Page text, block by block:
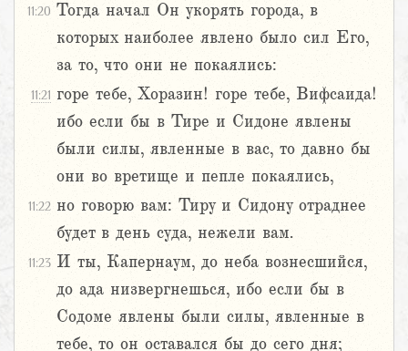
11:20 Тогда начал Он укорять города, в
которых наиболее явлено было сил Его,
за то, что они не покаялись:
11:21 горе тебе, Хоразин! горе тебе, Вифсаида!
ибо если бы в Тире и Сидоне явлены
были силы, явленные в вас, то давно бы
они во вретище и пепле покаялись,
11:22 но говорю вам: Тиру и Сидону отраднее
будет в день суда, нежели вам.
11:23 И ты, Капернаум, до неба вознесшийся,
до ада низвергнешься, ибо если бы в
Содоме явлены были силы, явленные в
тебе, то он оставался бы до сего дня;